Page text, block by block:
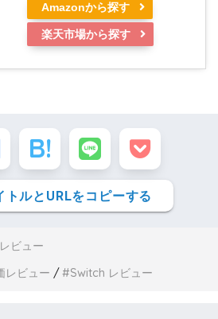
Amazonから探す
楽天市場から探す
トルとURLをコピーする
ビュー
レビュー Switch レビュー